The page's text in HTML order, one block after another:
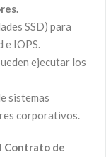
SSD) para
e IOPS.
ejecutar los
sistemas
corporativos.
Contrato de